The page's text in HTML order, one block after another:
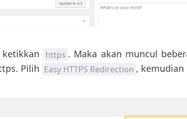
ketikkan https . Maka akan muncul
Pilih Easy HTTPS Redirection ,